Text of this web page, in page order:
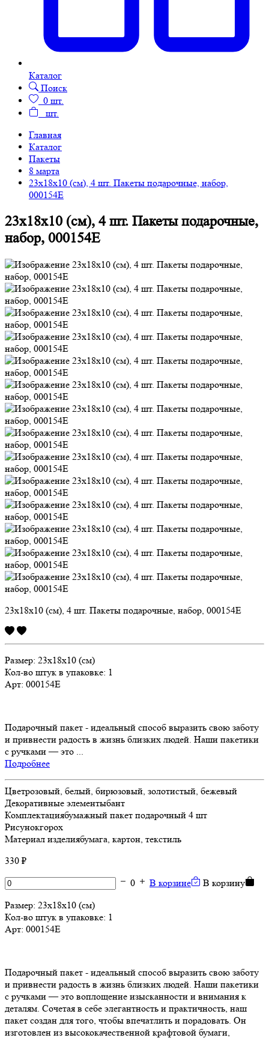
Каталог
Поиск
0 шт.
шт.
Главная
Каталог
Пакеты
8 марта
23х18х10 (см), 4 шт. Пакеты подарочные, набор,
000154E
23х18х10 (см), 4 шт. Пакеты подарочные,
набор, 000154E
23х18х10 (см), 4 шт. Пакеты подарочные, набор, 000154E
Размер: 23х18х10 (см)
Кол-во штук в упаковке: 1
Арт: 000154E
Подарочный пакет - идеальный способ выразить свою заботу
и привнести радость в жизнь близких людей. Наши пакетики
с ручками — это ...
Подробнее
Цветрозовый, белый, бирюзовый, золотистый, бежевый
Декоративные элементыбант
Комплектациябумажный пакет подарочный 4 шт
Рисунокгорох
Материал изделиябумага, картон, текстиль
330 ₽
0
В корзине
В корзину
Размер: 23х18х10 (см)
Кол-во штук в упаковке: 1
Арт: 000154E
Подарочный пакет - идеальный способ выразить свою заботу
и привнести радость в жизнь близких людей. Наши пакетики
с ручками — это воплощение изысканности и внимания к
деталям. Сочетая в себе элегантность и практичность, наш
пакет создан для того, чтобы впечатлить и порадовать. Он
изготовлен из высококачественной крафтовой бумаги,